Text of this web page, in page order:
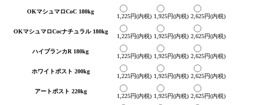
OKマシュマロCoC 180kg
1,225円(内税) 1,925円(内税) 2,625円(内税)
OKマシュマロCocナチュラル 180kg
1,225円(内税) 1,925円(内税) 2,625円(内税)
ハイブランカR 180kg
1,225円(内税) 1,925円(内税) 2,625円(内税)
ホワイトポスト 200kg
1,225円(内税) 1,925円(内税) 2,625円(内税)
アートポスト 220kg
1,225円(内税) 1,925円(内税) 2,625円(内税)